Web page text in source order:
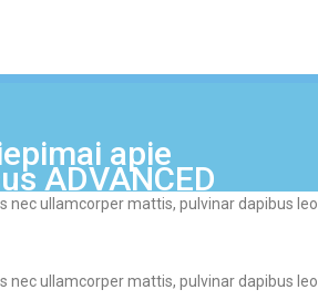
apie
ADVANCED
nec ullamcorper mattis, pulvinar dapibus leo.
nec ullamcorper mattis, pulvinar dapibus leo.